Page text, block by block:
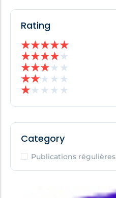
Rating
★★★★★
★★★★★
★★★★ ★
★★★ ★ ★
★★ ★ ★ ★
Category
Publications régulières